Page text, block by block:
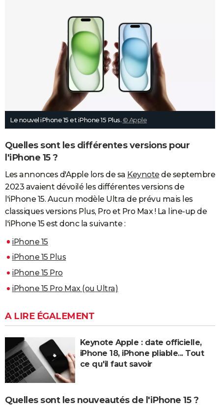
Le nouvel iPhone 15 et iPhone 15 Plus. © Apple
Quelles sont les différentes versions pour
l'iPhone 15 ?
Les annonces d'Apple lors de sa Keynote de septembre
2023 avaient dévoilé les différentes versions de
l'iPhone 15. Aucun modèle Ultra de prévu mais les
classiques versions Plus, Pro et Pro Max ! La line-up de
l'iPhone 15 est donc la suivante :
iPhone 15
iPhone 15 Plus
iPhone 15 Pro
iPhone 15 Pro Max (ou Ultra)
A LIRE ÉGALEMENT
Keynote Apple : date officielle,
iPhone 18, iPhone pliable... Tout
ce qu'il faut savoir
Quelles sont les nouveautés de l'iPhone 15 ?